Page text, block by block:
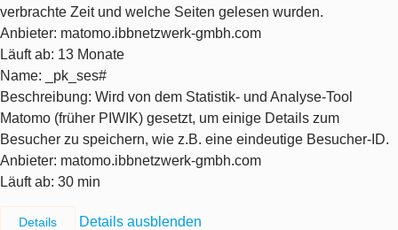
verbrachte Zeit und welche Seiten gelesen wurden.
Anbieter: matomo.ibbnetzwerk-gmbh.com
Läuft ab: 13 Monate
Name: _pk_ses#
Beschreibung: Wird von dem Statistik- und Analyse-Tool
Matomo (früher PIWIK) gesetzt, um einige Details zum
Besucher zu speichern, wie z.B. eine eindeutige Besucher-ID.
Anbieter: matomo.ibbnetzwerk-gmbh.com
Läuft ab: 30 min
Details Details ausblenden